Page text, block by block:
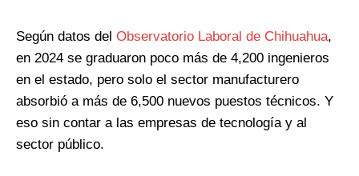
Según datos del Observatorio Laboral de Chihuahua,
en 2024 se graduaron poco más de 4,200 ingenieros
en el estado, pero solo el sector manufacturero
absorbió a más de 6,500 nuevos puestos técnicos. Y
eso sin contar a las empresas de tecnología y al
sector público.